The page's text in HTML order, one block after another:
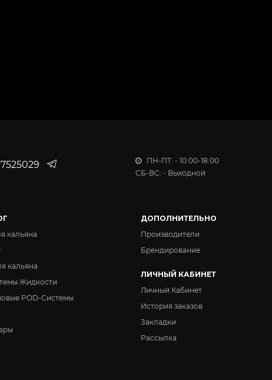
ПН-ПТ: - 10:00-18:00
СБ-ВС: - Выходной
кальяна
кальяна
Жидкости
POD-Системы
ДОПОЛНИТЕЛЬНО
Производители
Брендирование
ЛИЧНЫЙ КАБИНЕТ
Личный Кабинет
История заказов
Закладки
Рассылка